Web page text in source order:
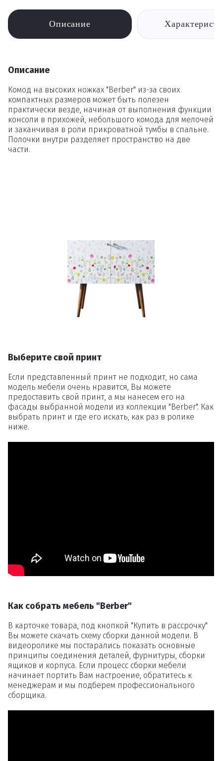
Описание
Описание
Комод на высоких ножках "Berber" из-за своих
компактных размеров может быть полезен
практически везде, начиная от выполнения функции
консоли в прихожей, небольшого комода для мелочей
и заканчивая в роли прикроватной тумбы в спальне.
Полочки внутри разделяет пространство на две
части.
Выберите свой принт
Если представленный принт не подходит, но сама
модель мебели очень нравится, Вы можете
предоставить свой принт, а мы нанесем его на
фасады выбранной модели из коллекции "Berber". Как
выбрать принт и где его искать, как раз в ролике
ниже.
Как собрать мебель "Berber"
В карточке товара, под кнопкой "Купить в рассрочку"
Вы можете скачать схему сборки данной модели. В
видеоролике мы постарались показать основные
принципы соединения деталей, фурнитуры, сборки
ящиков и корпуса. Если процесс сборки мебели
начинает портить Вам настроение, обратитесь к
менеджерам и мы подберем профессионального
сборщика.